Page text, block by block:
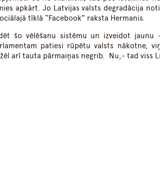
apkārt. Jo Latvijas valsts degradācija
tīklā “Facebook” raksta Hermanis.
šo vēlēšanu sistēmu un izveidot jaunu
patiesi rūpētu valsts nākotne,
arī tauta pārmaiņas negrib. Nu,- tad viss